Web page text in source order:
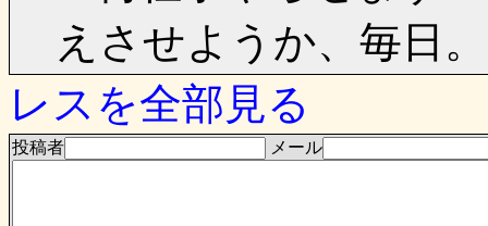
えさせようか、毎日
レスを全部見る
投稿者 メール